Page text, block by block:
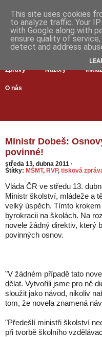
Zprávy Názory
O nás
Ministr Dobeš:
povinné!
středa 13. dubna 2011 ·
Štítky: MŠMT, RVP, tisková
Vláda ČR ve středu 13.
Ministr školství, mládeže a
velký úspěch. Tímto
byrokracii na školách. Na
novele žádný direktiv, který
povinných osnov.
"V žádném případě tato
dělat. Vytvořili jsme pro ně
sloužit jako návod, nikoliv
tom, že novela znamená
"Předešlí ministři školství
při tvorbě školního
This site uses cookies
to analyze traffic. Your
with Google along with
ensure quality of
detect and address